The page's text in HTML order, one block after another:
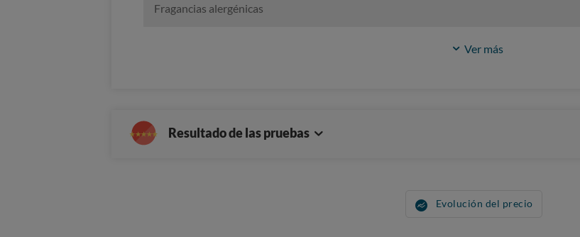
Fragancias alergénicas
Ver más
Resultado de las pruebas
Evolución del precio